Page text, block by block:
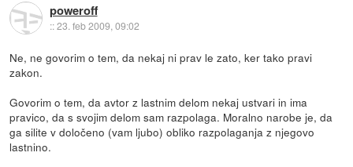
poweroff
::23. feb 2009, 09:02
Ne, ne govorim o tem, da nekaj ni prav le zato, ker tako pravi
zakon.
Govorim o tem, da avtor z lastnim delom nekaj ustvari in ima
pravico, da s svojim delom sam razpolaga. Moralno narobe je, da
ga silite v določeno (vam ljubo) obliko razpolaganja z njegovo
lastnino.